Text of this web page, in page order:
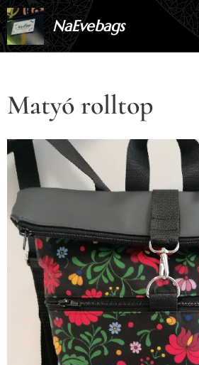
NaEvebags
Matyó rolltop